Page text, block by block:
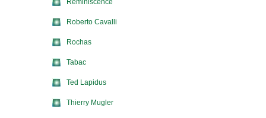
Reminiscence
Roberto Cavalli
Rochas
Tabac
Ted Lapidus
Thierry Mugler